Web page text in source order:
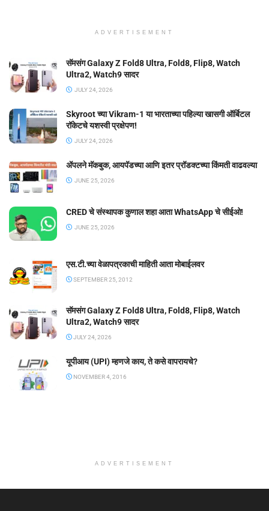
ADVERTISEMENT
सॅमसंग Galaxy Z Fold8 Ultra, Fold8, Flip8, Watch
Ultra2, Watch9 सादर
JULY 24, 2026
Skyroot च्या Vikram-1 या भारताच्या पहिल्या खासगी ऑर्बिटल
रॉकेटचे यशस्वी प्रक्षेपण!
JULY 24, 2026
ॲपलने मॅकबुक, आयपॅडच्या आणि इतर प्रॉडक्टच्या किंमती वाढवल्या
JUNE 25, 2026
CRED चे संस्थापक कुणाल शहा आता WhatsApp चे सीईओ!
JUNE 25, 2026
एस.टी.च्या वेळापत्रकाची माहिती आता मोबाईलवर
SEPTEMBER 25, 2012
सॅमसंग Galaxy Z Fold8 Ultra, Fold8, Flip8, Watch
Ultra2, Watch9 सादर
JULY 24, 2026
यूपीआय (UPI) म्हणजे काय, ते कसे वापरायचे?
NOVEMBER 4, 2016
ADVERTISEMENT